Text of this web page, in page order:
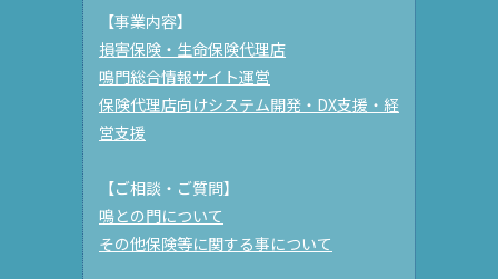
【事業内容】
損害保険・生命保険代理店
鳴門総合情報サイト運営
保険代理店向けシステム開発・DX支援・経
営支援
【ご相談・ご質問】
鳴との門について
その他保険等に関する事について